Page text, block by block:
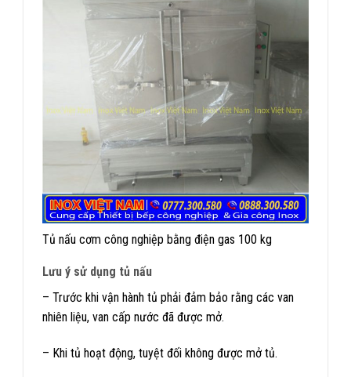
Tủ nấu cơm công nghiệp bằng điện gas 100 kg
Lưu ý sử dụng tủ nấu
– Trước khi vận hành tủ phải đảm bảo rằng các van
nhiên liệu, van cấp nước đã được mở.
– Khi tủ hoạt động, tuyệt đối không được mở tủ.